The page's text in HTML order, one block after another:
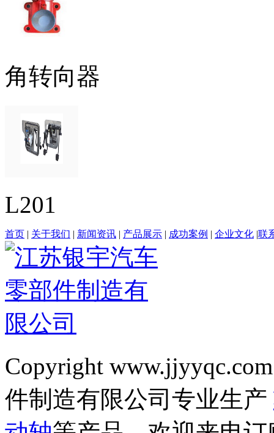
角转向器
L201
首页 | 关于我们 | 新闻资讯 | 产品展示 | 成功案例 | 企业文化 |联
Copyright
件制造有限公司专业生产